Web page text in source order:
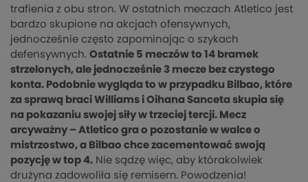
trafienia z obu stron. W ostatnich meczach Atletico jest
bardzo skupione na akcjach ofensywnych,
jednocześnie często zapominając o szykach
defensywnych. Ostatnie 5 meczów to 14 bramek
strzelonych, ale jednocześnie 3 mecze bez czystego
konta. Podobnie wygląda to w przypadku Bilbao, które
za sprawą braci Williams i Oihana Sanceta skupia się
na pokazaniu swojej siły w trzeciej tercji. Mecz
arcyważny – Atletico gra o pozostanie w walce o
mistrzostwo, a Bilbao chce zacementować swoją
pozycję w top 4. Nie sądzę więc, aby którakolwiek
drużyna zadowoliła się remisem. Powodzenia!